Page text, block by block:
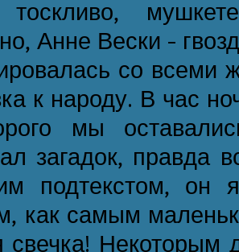
тоскливо,
Анне Вески –
со всеми
к народу. В час
мы
загадок, правда
подтекстом,
как самым
свечка! Некоторым